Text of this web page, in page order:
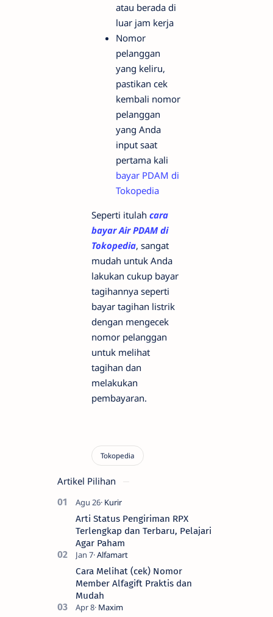
atau berada di
luar jam kerja
Nomor
pelanggan
yang keliru,
pastikan cek
kembali nomor
pelanggan
yang Anda
input saat
pertama kali
bayar PDAM di
Tokopedia
Seperti itulah cara
bayar Air PDAM di
Tokopedia, sangat
mudah untuk Anda
lakukan cukup bayar
tagihannya seperti
bayar tagihan listrik
dengan mengecek
nomor pelanggan
untuk melihat
tagihan dan
melakukan
pembayaran.
Artikel Pilihan
Arti Status Pengiriman RPX
Terlengkap dan Terbaru, Pelajari
Agar Paham
Cara Melihat (cek) Nomor
Member Alfagift Praktis dan
Mudah